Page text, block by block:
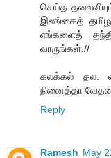
செய்த
இலங்கைத்
எங்களைத்
வாருங்கள்.//
கலக்கல் தல.
நினைத்தா
Reply
Ramesh May